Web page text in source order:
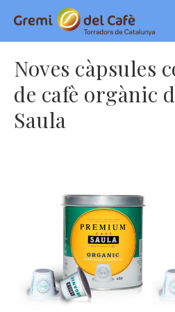
Noves càpsules
de cafè orgànic
Saula